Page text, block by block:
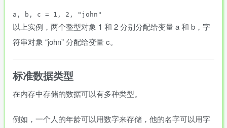
a, b, c = 1, 2, "john"
以上实例，两个整型对象 1 和 2 分别分配给变量 a 和 b，字
符串对象 “john” 分配给变量 c。
标准数据类型
在内存中存储的数据可以有多种类型。
例如，一个人的年龄可以用数字来存储，他的名字可以用字